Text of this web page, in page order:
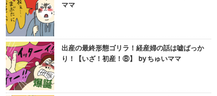
ママ
出産の最終形態ゴリラ！経産婦の話は嘘ばっか
り！【いざ！初産！⑧】 by ちゅいママ